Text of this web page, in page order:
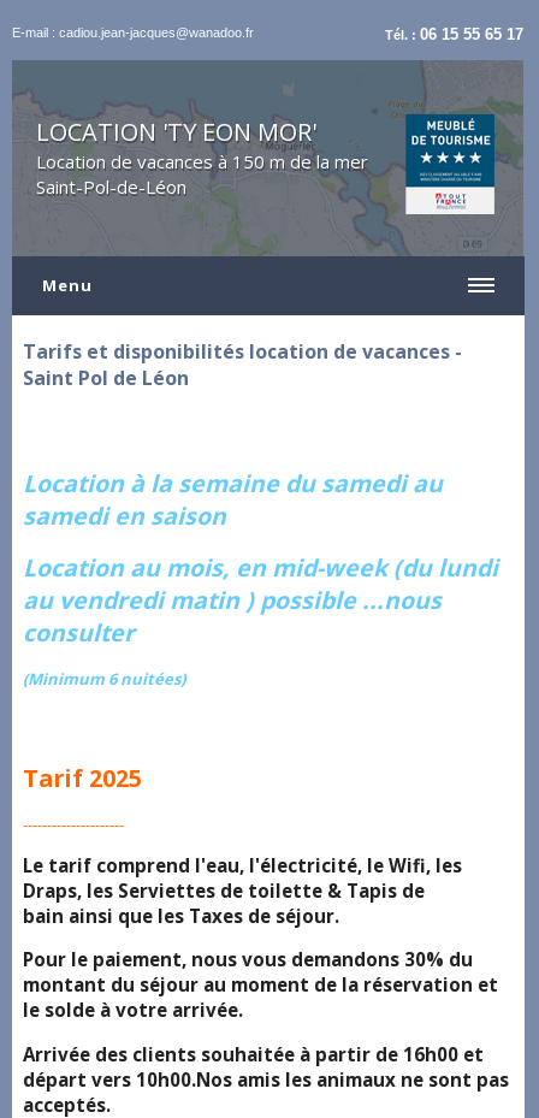
E-mail : cadiou.jean-jacques@wanadoo.fr Tél. :06 15 55 65 17
LOCATION 'TY EON MOR'
Location de vacances à 150 m de la mer
Saint-Pol-de-Léon
Menu
Tarifs et disponibilités location de vacances -
Saint Pol de Léon
Location à la semaine du samedi au
samedi en saison
Location au mois, en mid-week (du lundi
au vendredi matin ) possible ...nous
consulter
(Minimum 6 nuitées)
Tarif 2025
---------------------
Le tarif comprend l'eau, l'électricité, le Wifi, les
Draps, les Serviettes de toilette & Tapis de
bain ainsi que les Taxes de séjour.
Pour le paiement, nous vous demandons 30% du
montant du séjour au moment de la réservation et
le solde à votre arrivée.
Arrivée des clients souhaitée à partir de 16h00 et
départ vers 10h00.Nos amis les animaux ne sont pas
acceptés.